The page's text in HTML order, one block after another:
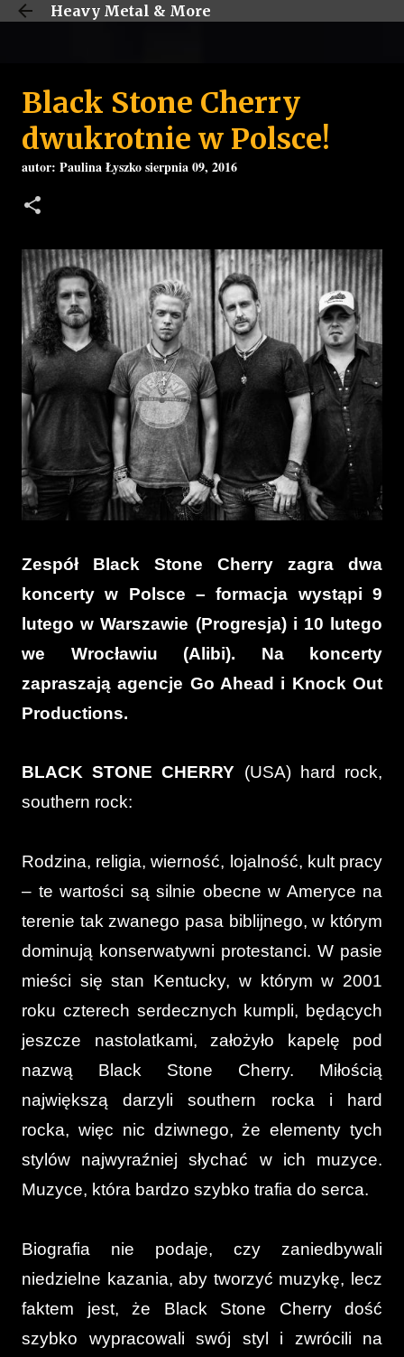
Przejdź do głównej zawartości
Heavy Metal & More
Black Stone Cherry
dwukrotnie w Polsce!
autor: Paulina Łyszkosierpnia 09, 2016
Zespół Black Stone Cherry zagra dwa
koncerty w Polsce – formacja wystąpi 9
lutego w Warszawie (Progresja) i 10 lutego
we Wrocławiu (Alibi). Na koncerty
zapraszają agencje Go Ahead i Knock Out
Productions.
BLACK STONE CHERRY (USA) hard rock,
southern rock:
Rodzina, religia, wierność, lojalność, kult pracy
– te wartości są silnie obecne w Ameryce na
terenie tak zwanego pasa biblijnego, w którym
dominują konserwatywni protestanci. W pasie
mieści się stan Kentucky, w którym w 2001
roku czterech serdecznych kumpli, będących
jeszcze nastolatkami, założyło kapelę pod
nazwą Black Stone Cherry. Miłością
największą darzyli southern rocka i hard
rocka, więc nic dziwnego, że elementy tych
stylów najwyraźniej słychać w ich muzyce.
Muzyce, która bardzo szybko trafia do serca.
Biografia nie podaje, czy zaniedbywali
niedzielne kazania, aby tworzyć muzykę, lecz
faktem jest, że Black Stone Cherry dość
szybko wypracowali swój styl i zwrócili na